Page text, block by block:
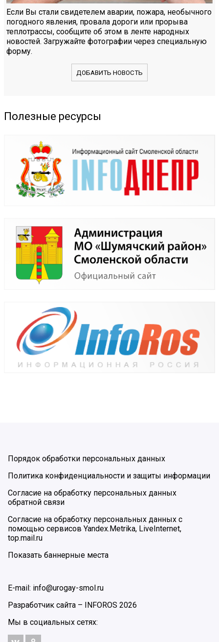
Если Вы стали свидетелем аварии, пожара, необычного
погодного явления, провала дороги или прорыва
теплотрассы, сообщите об этом в ленте народных
новостей. Загружайте фотографии через специальную
форму.
ДОБАВИТЬ НОВОСТЬ
Полезные ресурсы
Порядок обработки персональных данных
Политика конфиденциальности и защиты информации
Согласие на обработку персональных данных
обратной связи
Согласие на обработку персональных данных с
помощью сервисов Yandex.Metrika, LiveInternet,
top.mail.ru
Показать баннерные места
E-mail: info@urogay-smol.ru
Разработчик сайта –
INFOROS 2026
Мы в социальных сетях: